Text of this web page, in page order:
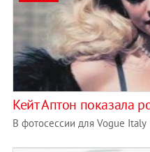
Кейт Аптон показала
В фотосессии для Vogue Italy